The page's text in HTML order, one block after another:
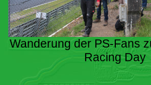
Wanderung der PS-Fans
Racing Day